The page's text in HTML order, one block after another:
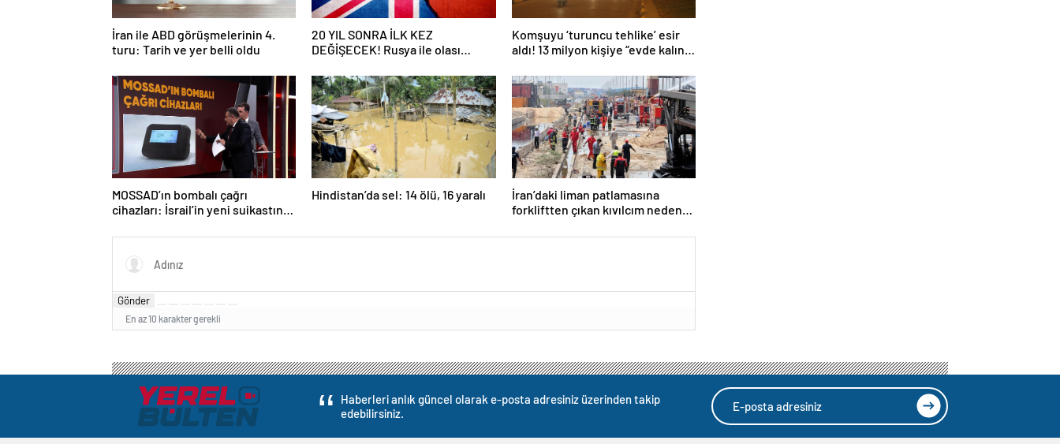
İran ile ABD görüşmelerinin 4.
turu: Tarih ve yer belli oldu
20 YIL SONRA İLK KEZ
DEĞİŞECEK! Rusya ile olası
güncelleniyor!
Komşuyu ‘turuncu tehlike’ esir
aldı! 13 milyon kişiye “evde kalın”
MOSSAD’ın bombalı çağrı
cihazları: İsrail’in yeni suikastını
Hindistan’da sel: 14 ölü, 16 yaralı
İran’daki liman patlamasına
forkliftten çıkan kıvılcım neden
Gönder
En az 10 karakter gerekli
Haberleri anlık güncel olarak e-posta adresiniz üzerinden takip
edebilirsiniz.